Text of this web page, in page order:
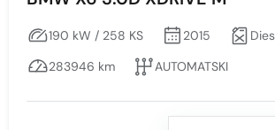
190 kW / 258 KS 2015
283946 km
AUTOMATSKI